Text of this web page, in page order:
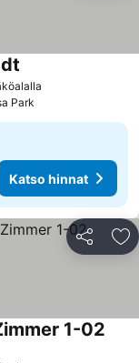
Park
Katso hinnat
Jaa
1-02